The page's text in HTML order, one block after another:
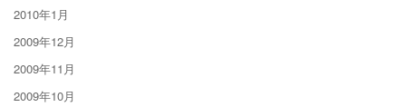
2010年1月
2009年12月
2009年11月
2009年10月